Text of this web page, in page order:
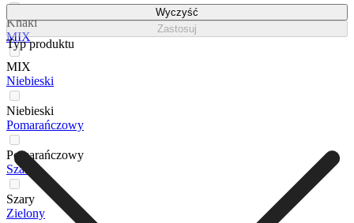
Khaki
MIX
MIX
Niebieski
Niebieski
Pomarańczowy
Pomarańczowy
Szary
Szary
Zielony
Wyczyść
Zastosuj
Typ produktu